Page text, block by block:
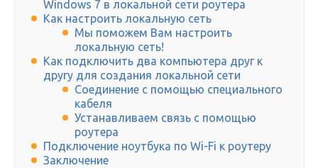
Windows 7 в локальной сети роутера
Как настроить локальную сеть
Мы поможем Вам настроить
локальную сеть!
Как подключить два компьютера друг к
другу для создания локальной сети
Соединение с помощью специального
кабеля
Устанавливаем связь с помощью
роутера
Подключение ноутбука по Wi-Fi к роутеру
Заключение